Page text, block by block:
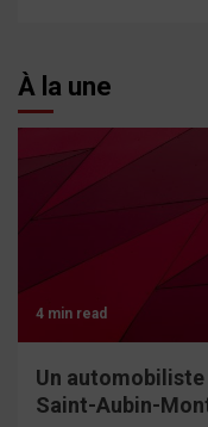
À la une
4 min read
Un automobiliste
Saint-Aubin-